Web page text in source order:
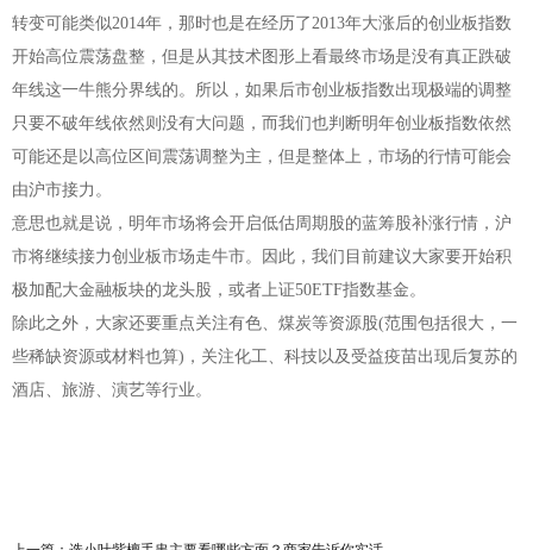
转变可能类似2014年，那时也是在经历了2013年大涨后的创业板指数
开始高位震荡盘整，但是从其技术图形上看最终市场是没有真正跌破
年线这一牛熊分界线的。所以，如果后市创业板指数出现极端的调整
只要不破年线依然则没有大问题，而我们也判断明年创业板指数依然
可能还是以高位区间震荡调整为主，但是整体上，市场的行情可能会
由沪市接力。
意思也就是说，明年市场将会开启低估周期股的蓝筹股补涨行情，沪
市将继续接力创业板市场走牛市。因此，我们目前建议大家要开始积
极加配大金融板块的龙头股，或者上证50ETF指数基金。
除此之外，大家还要重点关注有色、煤炭等资源股(范围包括很大，一
些稀缺资源或材料也算)，关注化工、科技以及受益疫苗出现后复苏的
酒店、旅游、演艺等行业。